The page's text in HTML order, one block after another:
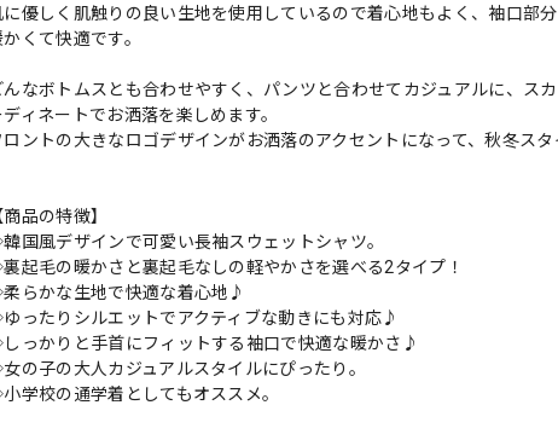
に優しく肌触りの良い生地を使用しているので着心地もよく、袖口部
くて快適です。
んなボトムスとも合わせやすく、パンツと合わせてカジュアルに、ス
ディネートでお洒落を楽しめます。
ロントの大きなロゴデザインがお洒落のアクセントになって、秋冬ス
商品の特徴】
国風デザインで可愛い長袖スウェットシャツ。
起毛の暖かさと裏起毛なしの軽やかさを選べる2タイプ！
らかな生地で快適な着心地♪
ったりシルエットでアクティブな動きにも対応♪
っかりと手首にフィットする袖口で快適な暖かさ♪
の子の大人カジュアルスタイルにぴったり。
学校の通学着としてもオススメ。